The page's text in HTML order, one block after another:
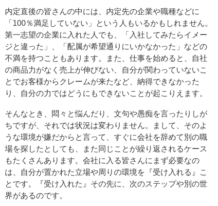
内定直後の皆さんの中には、内定先の企業や職種などに
「100％満足していない」という人もいるかもしれません。
第一志望の企業に入れた人でも、「入社してみたらイメー
ジと違った」、「配属が希望通りにいかなかった」などの
不満を持つこともあります。また、仕事を始めると、自社
の商品力がなく売上が伸びない、自分が関わっていないこ
とでお客様からクレームが来たなど、納得できなかった
り、自分の力ではどうにもできないことが起こりえます。
そんなとき、悶々と悩んだり、文句や愚痴を言ったりしが
ちですが、それでは状況は変わりません。まして、そのよ
うな環境が嫌だからと言って、すぐに会社を辞めて別の職
場を探したとしても、また同じことが繰り返されるケース
もたくさんあります。会社に入る皆さんにまず必要なの
は、自分が置かれた立場や周りの環境を『受け入れる』こ
とです。『受け入れた』その先に、次のステップや別の世
界があるのです。